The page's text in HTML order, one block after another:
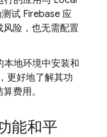
试 Firebase 应
险，也无需配置
本地环境中安装和
，更好地了解其功
费用。
能和平